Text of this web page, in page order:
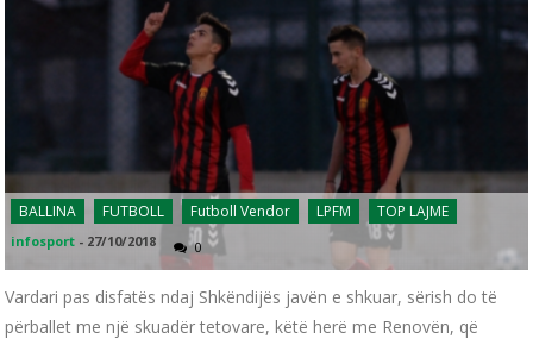
BALLINA FUTBOLL Futboll Vendor LPFM TOP LAJME
infosport - 27/10/2018 0
Vardari pas disfatës ndaj Shkëndijës javën e shkuar, sërish do të
përballet me një skuadër tetovare, këtë herë me Renovën, që